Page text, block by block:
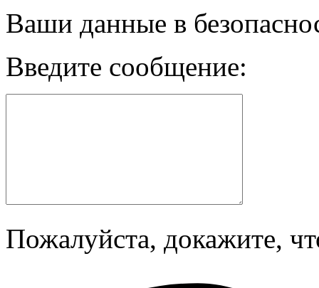
Ваши данные в
Введите сообщение:
Пожалуйста, докажите,